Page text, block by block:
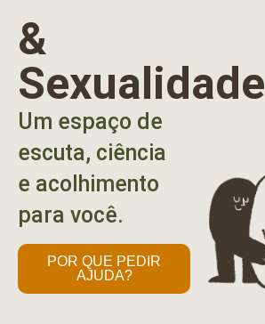
&
Sexualidade
Um espaço de
escuta, ciência
e acolhimento
para você.
POR QUE PEDIR
AJUDA?